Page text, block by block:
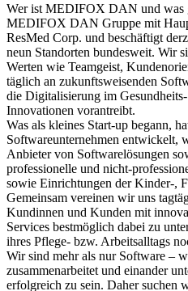
Wer ist MEDIFOX DAN und was
MEDIFOX DAN Gruppe mit
ResMed Corp. und beschäftigt
neun Standorten bundesweit. Wir
Werten wie Teamgeist,
täglich an zukunftsweisenden
die Digitalisierung im
Innovationen vorantreibt.
Was als kleines Start-up begann,
Softwareunternehmen entwickelt,
Anbieter von Softwarelösungen
professionelle und nicht-
sowie Einrichtungen der Kinder-,
Gemeinsam vereinen wir uns
Kundinnen und Kunden mit
Services bestmöglich dabei zu
ihres Pflege- bzw. Arbeitsalltags
Wir sind mehr als nur Software –
zusammenarbeitet und einander
erfolgreich zu sein. Daher suchen